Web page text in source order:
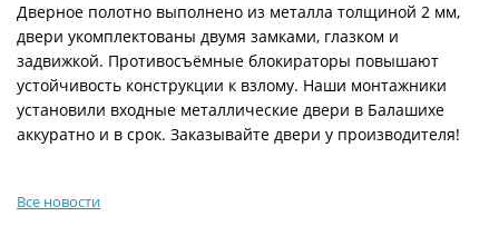
Дверное полотно выполнено из металла толщиной 2 мм,
двери укомплектованы двумя замками, глазком и
задвижкой. Противосъёмные блокираторы повышают
устойчивость конструкции к взлому. Наши монтажники
установили входные металлические двери в Балашихе
аккуратно и в срок. Заказывайте двери у производителя!
Все новости